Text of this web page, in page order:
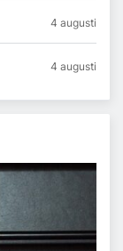
4 augusti
4 augusti